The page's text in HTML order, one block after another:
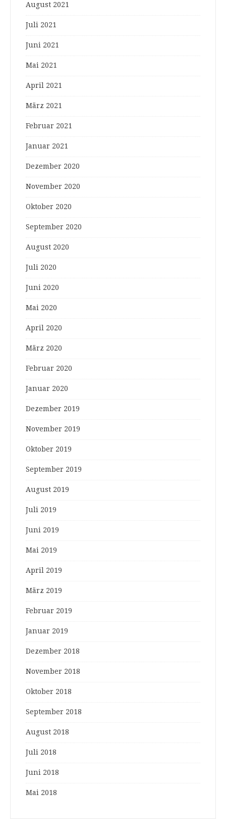
August 2021
Juli 2021
Juni 2021
Mai 2021
April 2021
März 2021
Februar 2021
Januar 2021
Dezember 2020
November 2020
Oktober 2020
September 2020
August 2020
Juli 2020
Juni 2020
Mai 2020
April 2020
März 2020
Februar 2020
Januar 2020
Dezember 2019
November 2019
Oktober 2019
September 2019
August 2019
Juli 2019
Juni 2019
Mai 2019
April 2019
März 2019
Februar 2019
Januar 2019
Dezember 2018
November 2018
Oktober 2018
September 2018
August 2018
Juli 2018
Juni 2018
Mai 2018